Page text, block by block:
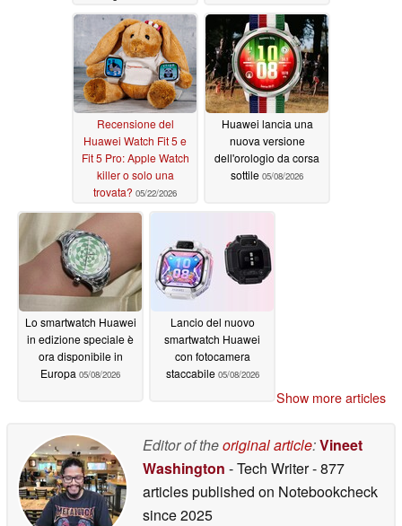
energetica del 41%
05/25/2026
Recensione del
Huawei Watch Fit 5 e
Fit 5 Pro: Apple Watch
killer o solo una
trovata? 05/22/2026
Huawei lancia una
nuova versione
dell'orologio da corsa
sottile 05/08/2026
Lo smartwatch Huawei
in edizione speciale è
ora disponibile in
Europa 05/08/2026
Lancio del nuovo
smartwatch Huawei
con fotocamera
staccabile 05/08/2026
Show more articles
Editor of theoriginal article:Vineet
Washington - Tech Writer- 877
articles published on Notebookcheck
since 2025